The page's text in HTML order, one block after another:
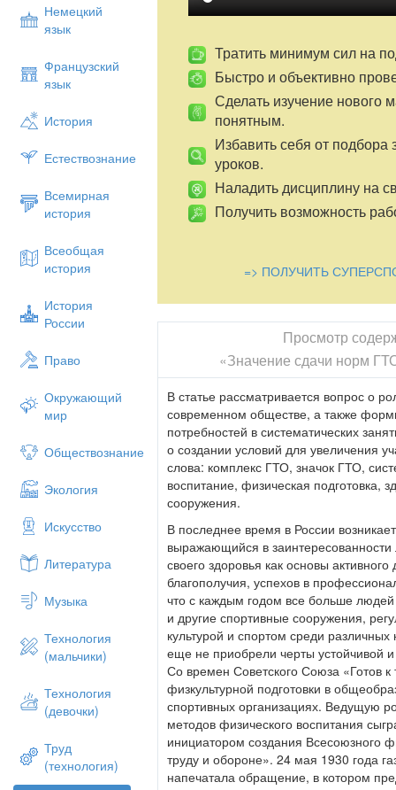
Немецкий
язык
Французский
язык
История
Естествознание
Всемирная
история
Всеобщая
история
История
России
Право
Окружающий
мир
Обществознание
Экология
Искусство
Литература
Музыка
Технология
(мальчики)
Технология
(девочки)
Труд
(технология)
Тратить минимум сил на
Быстро и объективно
Сделать изучение нового
понятным.
Избавить себя от подбора
уроков.
Наладить дисциплину на
Получить возможность
=> ПОЛУЧИТЬ
Просмотр
«Значение сдачи норм
В статье рассматривается вопрос о
современном обществе, а также
потребностей в систематических
о создании условий для увеличения
слова: комплекс ГТО, значок ГТО,
воспитание, физическая подготовка,
сооружения.
В последнее время в России
выражающийся в
своего здоровья как основы
благополучия, успехов в
что с каждым годом все больше
и другие спортивные сооружения,
культурой и спортом среди
еще не приобрели черты устойчивой
Со времен Советского Союза «Готов
физкультурной подготовки в
спортивных организациях. Ведущую
методов физического воспитания
инициатором создания Всесоюзного
труду и обороне». 24 мая 1930 года
напечатала обращение, в котором